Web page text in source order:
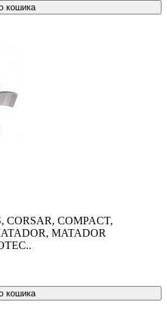
кошика
CORSAR, COMPACT,
MATADOR
кошика